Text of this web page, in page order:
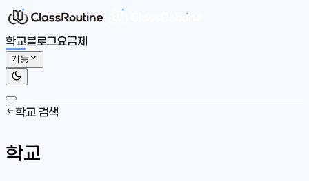
학교블로그요금제
기능
학교 검색
학교